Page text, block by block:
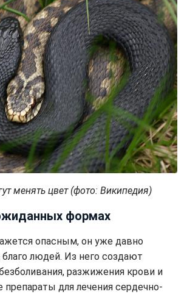
менять цвет (фото: Википедия)
формах
опасным, он уже давно
благо людей. Из него создают
разжижения крови и
для лечения сердечно-